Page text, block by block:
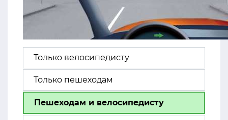
Только велосипедисту
Только пешеходам
Пешеходам и велосипедисту